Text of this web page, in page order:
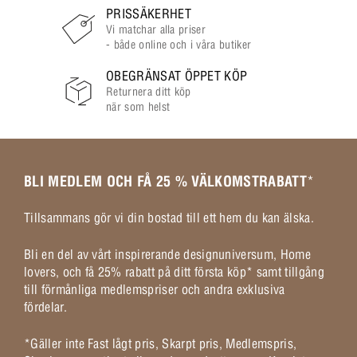
PRISSÄKERHET
Vi matchar alla priser
- både online och i våra butiker
OBEGRÄNSAT ÖPPET KÖP
Returnera ditt köp
när som helst
BLI MEDLEM OCH FÅ 25 % VÄLKOMSTRABATT*
Tillsammans gör vi din bostad till ett hem du kan älska.
Bli en del av vårt inspirerande designuniversum, Home
lovers, och få 25% rabatt på ditt första köp* samt tillgång
till förmånliga medlemspriser och andra exklusiva
fördelar.
*Gäller inte Fast lågt pris, Skarpt pris, Medlemspris,